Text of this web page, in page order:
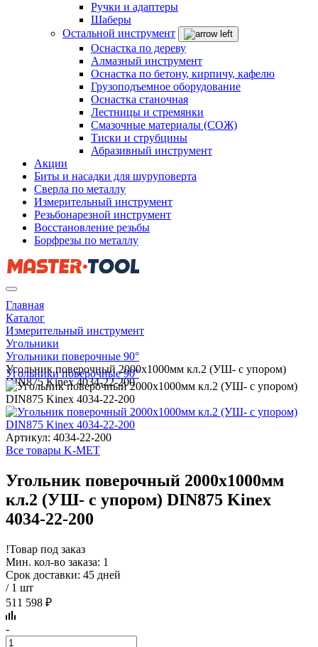
Ручки и адаптеры
Шаберы
Остальной инструмент
Оснастка по дереву
Алмазный инструмент
Оснастка по бетону, кирпичу, кафелю
Грузоподъемное оборудование
Оснастка станочная
Лестницы и стремянки
Смазочные материалы (СОЖ)
Тиски и струбцины
Абразивный инструмент
Акции
Биты и насадки для шуруповерта
Сверла по металлу
Измерительный инструмент
Резьбонарезной инструмент
Восстановление резьбы
Борфрезы по металлу
Главная
Каталог
Измерительный инструмент
Угольники
Угольники поверочные 90°
Угольник поверочный 2000х1000мм кл.2 (УШ- с упором)
DIN875 Kinex 4034-22-200
Угольники поверочные 90°
Артикул: 4034-22-200
Все товары K-MET
Угольник поверочный 2000х1000мм
кл.2 (УШ- с упором) DIN875 Kinex
4034-22-200
!Товар под заказ
Мин. кол-во заказа: 1
Срок доставки: 45 дней
/ 1 шт
511 598 ₽
-